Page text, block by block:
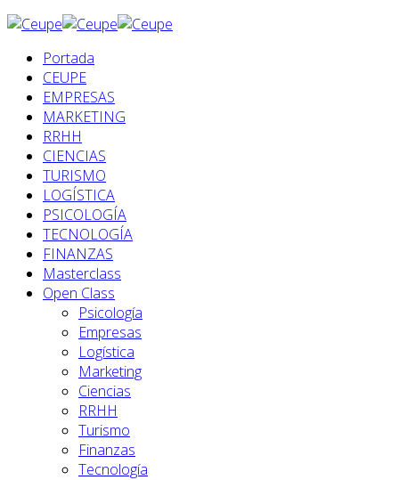
Portada
CEUPE
EMPRESAS
MARKETING
RRHH
CIENCIAS
TURISMO
LOGÍSTICA
PSICOLOGÍA
TECNOLOGÍA
FINANZAS
Masterclass
Open Class
Psicología
Empresas
Logística
Marketing
Ciencias
RRHH
Turismo
Finanzas
Tecnología